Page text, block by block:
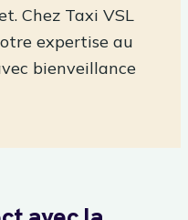
Chez Taxi VSL
expertise au
bienveillance